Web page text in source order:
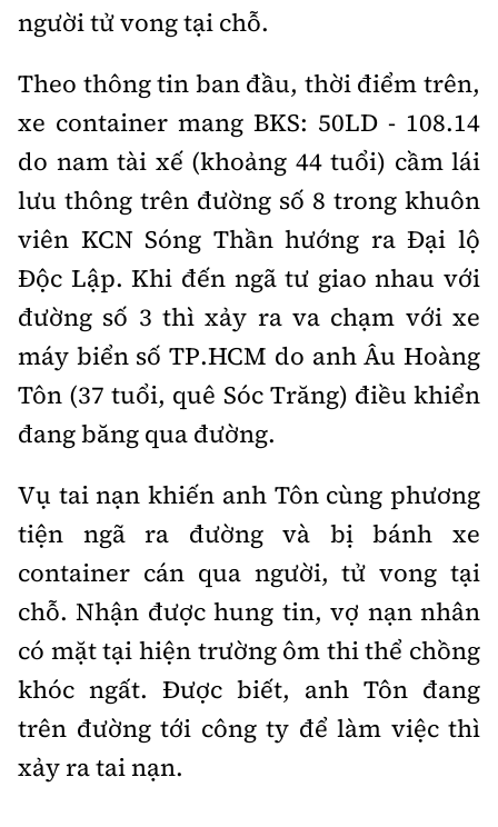
Nhà thầu
Mời thầu - Đấu thầu
Thi viết về GTVT
Gương sáng giao thông
Âm nhạc
Hậu trường sao
360 độ thể thao
Thế giới
Hồ sơ tài liệu
Thế giới giao thông
Thế giới xây dựng
Đi ++
Du lịch
Khám phá
Lối sống
Ẩm thực
Video
Thời sự
Khám phá
Camera giao thông
Câu chuyện giao thông
Giải trí - Thể thao
Cơ quan chủ quản: Bộ Xây dựng
Giấy phép số: 03/GP-BVHTTDL, cấp ngày 1/4/2025.
Tòa soạn: Số 2 Nguyễn Công Hoan, phường Giảng Võ,
Tổng biên tập: Nguyễn Thị Hồng Nga
Phó Tổng biên tập:
Nguyễn Sơn Tùng,
Nguyễn Đức Thắng, La Đức Hùng
Hotline:
0901 514 799
Quảng cáo và Phát hành:
0915 057 282
Email:bandoc@baoxaydung.vn
Cấm sao chép dưới mọi hình thức nếu không có sự
chấp thuận bằng văn bản.
người tử vong tại chỗ.
Theo thông tin ban đầu, thời điểm trên,
xe container mang BKS: 50LD - 108.14
do nam tài xế (khoảng 44 tuổi) cầm lái
lưu thông trên đường số 8 trong khuôn
viên KCN Sóng Thần hướng ra Đại lộ
Độc Lập. Khi đến ngã tư giao nhau với
đường số 3 thì xảy ra va chạm với xe
máy biển số TP.HCM do anh Âu Hoàng
Tôn (37 tuổi, quê Sóc Trăng) điều khiển
đang băng qua đường.
Vụ tai nạn khiến anh Tôn cùng phương
tiện ngã ra đường và bị bánh xe
container cán qua người, tử vong tại
chỗ. Nhận được hung tin, vợ nạn nhân
có mặt tại hiện trường ôm thi thể chồng
khóc ngất. Được biết, anh Tôn đang
trên đường tới công ty để làm việc thì
xảy ra tai nạn.